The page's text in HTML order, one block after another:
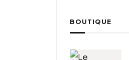
BOUTIQUE